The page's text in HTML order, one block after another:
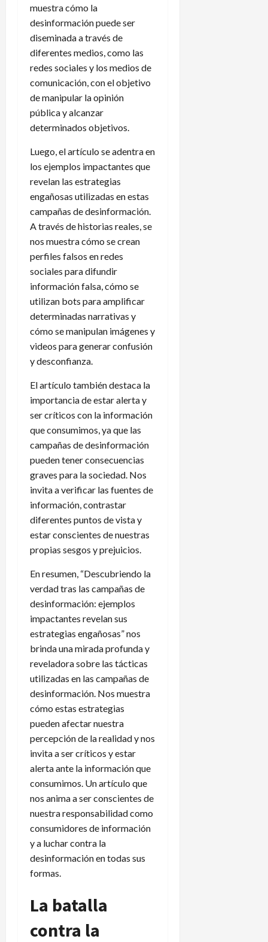
muestra cómo la
desinformación puede ser
diseminada a través de
diferentes medios, como las
redes sociales y los medios de
comunicación, con el objetivo
de manipular la opinión
pública y alcanzar
determinados objetivos.
Luego, el artículo se adentra en
los ejemplos impactantes que
revelan las estrategias
engañosas utilizadas en estas
campañas de desinformación.
A través de historias reales, se
nos muestra cómo se crean
perfiles falsos en redes
sociales para difundir
información falsa, cómo se
utilizan bots para amplificar
determinadas narrativas y
cómo se manipulan imágenes y
videos para generar confusión
y desconfianza.
El artículo también destaca la
importancia de estar alerta y
ser críticos con la información
que consumimos, ya que las
campañas de desinformación
pueden tener consecuencias
graves para la sociedad. Nos
invita a verificar las fuentes de
información, contrastar
diferentes puntos de vista y
estar conscientes de nuestras
propias sesgos y prejuicios.
En resumen, “Descubriendo la
verdad tras las campañas de
desinformación: ejemplos
impactantes revelan sus
estrategias engañosas” nos
brinda una mirada profunda y
reveladora sobre las tácticas
utilizadas en las campañas de
desinformación. Nos muestra
cómo estas estrategias
pueden afectar nuestra
percepción de la realidad y nos
invita a ser críticos y estar
alerta ante la información que
consumimos. Un artículo que
nos anima a ser conscientes de
nuestra responsabilidad como
consumidores de información
y a luchar contra la
desinformación en todas sus
formas.
La batalla
contra la